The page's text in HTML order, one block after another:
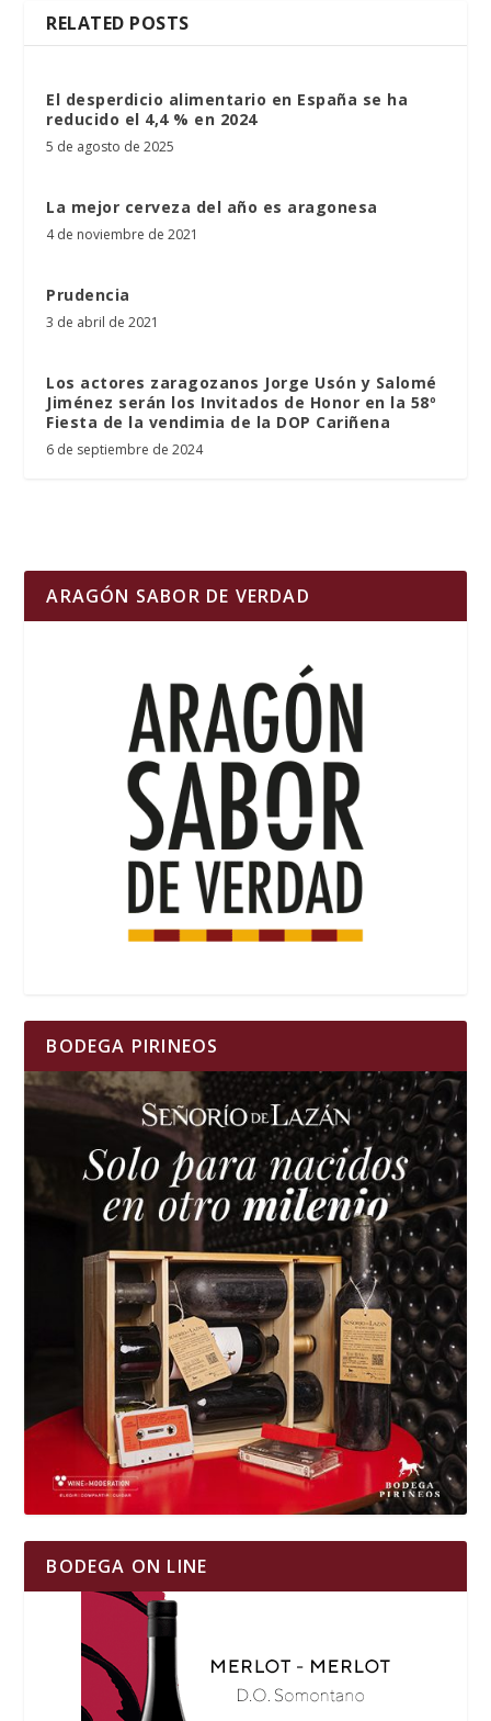
RELATED POSTS
El desperdicio alimentario en España se ha
reducido el 4,4 % en 2024
5 de agosto de 2025
La mejor cerveza del año es aragonesa
4 de noviembre de 2021
Prudencia
3 de abril de 2021
Los actores zaragozanos Jorge Usón y Salomé
Jiménez serán los Invitados de Honor en la 58º
Fiesta de la vendimia de la DOP Cariñena
6 de septiembre de 2024
ARAGÓN SABOR DE VERDAD
BODEGA PIRINEOS
BODEGA ON LINE